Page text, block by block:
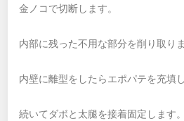
金ノコで切断します。
内部に残った不用な部分を削り取りま
内壁に離型をしたらエポパテを充填
続いてダボと太腿を接着固定します。